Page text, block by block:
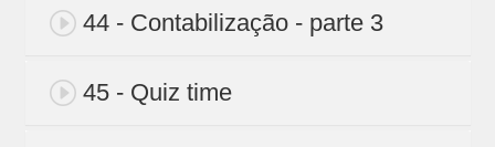
44 - Contabilização - parte 3
45 - Quiz time